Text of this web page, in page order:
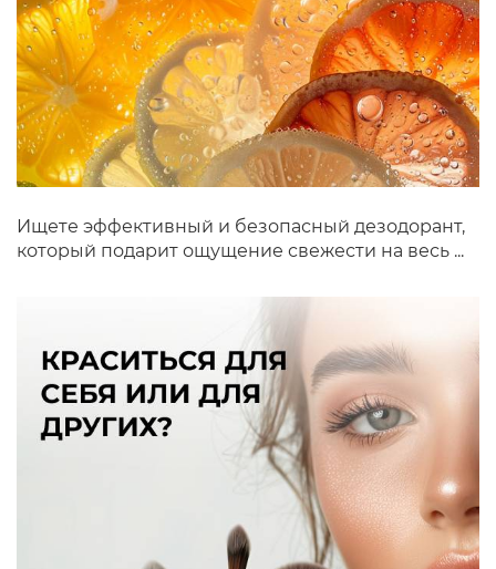
Ищете эффективный и безопасный дезодорант,
который подарит ощущение свежести на весь ...